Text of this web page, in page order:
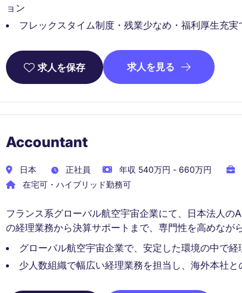
ョン
フレックスタイム制度・残業少なめ・福利厚生充
求人を保存 求人を見る
Accountant
日本 正社員 年収 540万円 - 660万円
在宅可・ハイブリッド勤務可
フランス系グローバル航空宇宙企業にて、日本法人
の経理業務から決算サポートまで、専門性を高めなが
グローバル航空宇宙企業で、安定した環境の中で経
少人数組織で幅広い経理業務を担当し、海外本社と